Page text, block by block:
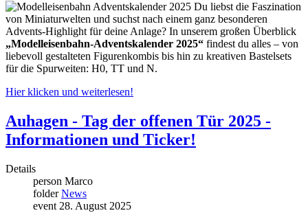
Du liebst die Faszination
von Miniaturwelten und suchst nach einem ganz besonderen
Advents-Highlight für deine Anlage? In unserem großen Überblick
„Modelleisenbahn-Adventskalender 2025“ findest du alles – von
liebevoll gestalteten Figurenkombis bis hin zu kreativen Bastelsets
für die Spurweiten: H0, TT und N.
Hier klicken und weiterlesen!
Auhagen - Tag der offenen Tür 2025 -
Informationen und Ticker!
Details
person Marco
folder News
event 28. August 2025